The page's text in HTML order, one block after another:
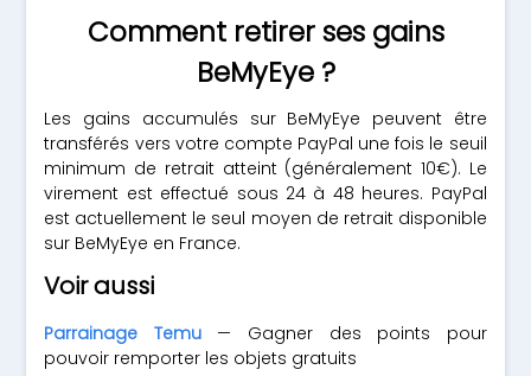
Comment retirer ses gains
BeMyEye ?
Les gains accumulés sur BeMyEye peuvent être
transférés vers votre compte PayPal une fois le seuil
minimum de retrait atteint (généralement 10€). Le
virement est effectué sous 24 à 48 heures. PayPal
est actuellement le seul moyen de retrait disponible
sur BeMyEye en France.
Voir aussi
Parrainage Temu— Gagner des points pour
pouvoir remporter les objets gratuits